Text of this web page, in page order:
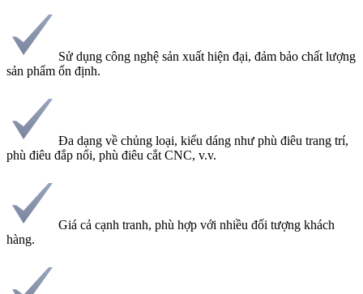
Sử dụng công nghệ sản xuất hiện đại, đảm bảo chất lượng
sản phẩm ổn định.
Đa dạng về chủng loại, kiểu dáng như phù điêu trang trí,
phù điêu đắp nổi, phù điêu cắt CNC, v.v.
Giá cả cạnh tranh, phù hợp với nhiều đối tượng khách
hàng.